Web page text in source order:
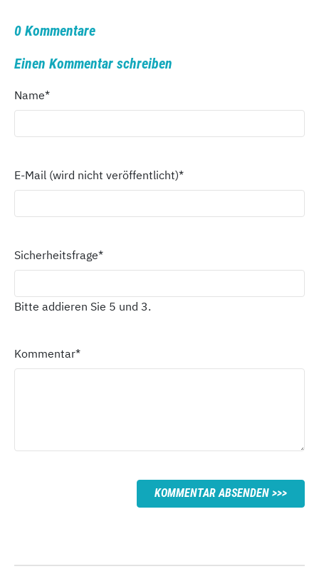
0 Kommentare
Einen Kommentar schreiben
Name*
E-Mail (wird nicht veröffentlicht)*
Sicherheitsfrage*
Bitte addieren Sie 5 und 3.
Kommentar*
KOMMENTAR ABSENDEN